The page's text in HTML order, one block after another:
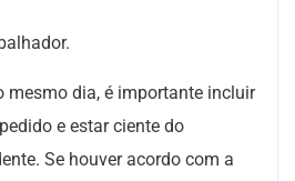
mesmo dia, é importante incluir
e estar ciente do
Se houver acordo com a